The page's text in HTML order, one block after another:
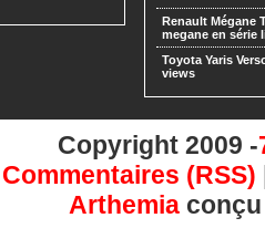
Renault Mégane
megane en série
Toyota Yaris
views
Copyright 2009 -
Commentaires (RSS)
Arthemia